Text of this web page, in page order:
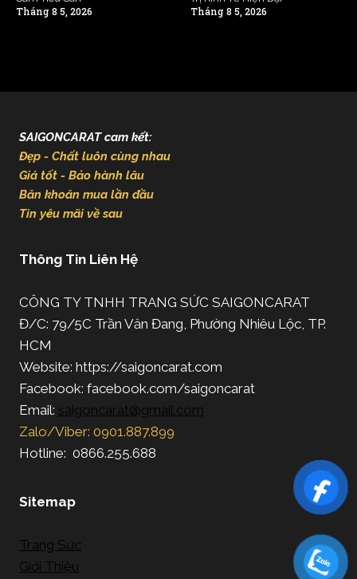
Tháng 8 5, 2026 Tháng 8 5, 2026
SAIGONCARAT cam kết:
Đẹp - Chất luôn cùng nhau
Giá tốt - Bảo hành lâu
Băn khoăn mua lần đầu
Tin yêu mãi về sau
Thông Tin Liên Hệ
CÔNG TY TNHH TRANG SỨC SAIGONCARAT
Đ/C: 79/5C Trần Văn Đang, Phường Nhiêu Lộc, TP.
HCM
Website: https://saigoncarat.com
Facebook: facebook.com/saigoncarat
Email: saigoncarat@gmail.com
Zalo/Viber: 0901.887.899
Hotline: 0866.255.688
Sitemap
Trang Sức
Giới Thiệu